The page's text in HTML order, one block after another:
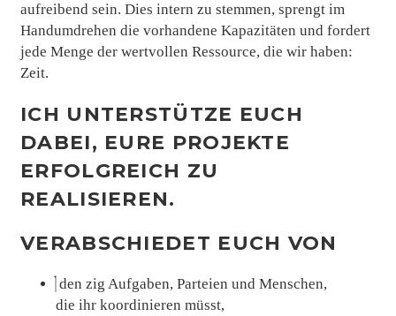
aufreibend sein. Dies intern zu stemmen, sprengt im
Handumdrehen die vorhandene Kapazitäten und fordert
jede Menge der wertvollen Ressource, die wir haben:
Zeit.
ICH UNTERSTÜTZE EUCH
DABEI, EURE PROJEKTE
ERFOLGREICH ZU
REALISIEREN.
VERABSCHIEDET EUCH VON
den zig Aufgaben, Parteien und Menschen,
die ihr koordinieren müsst,